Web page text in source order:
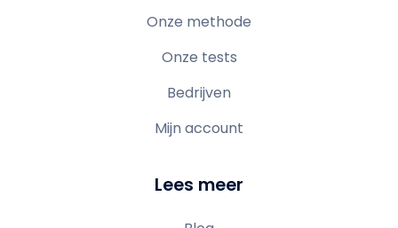
Onze methode
Onze tests
Bedrijven
Mijn account
Lees meer